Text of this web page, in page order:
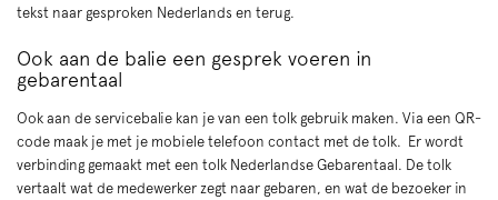
tekst naar gesproken Nederlands en terug.
Ook aan de balie een gesprek voeren in
gebarentaal
Ook aan de servicebalie kan je van een tolk gebruik maken. Via een QR-
code maak je met je mobiele telefoon contact met de tolk. Er wordt
verbinding gemaakt met een tolk Nederlandse Gebarentaal. De tolk
vertaalt wat de medewerker zegt naar gebaren, en wat de bezoeker in